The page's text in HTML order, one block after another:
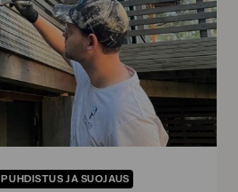
PUHDISTUS JA SUOJAUS